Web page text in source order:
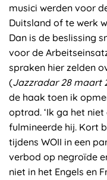
musici werden voor
Duitsland of te werk
Dan is de beslissing
voor de
spraken hier zelden
(Jazzradar 28 maart
de haak toen ik
optrad. ‘Ik ga het
fulmineerde hij. Kort
tijdens WOII in een
verbod op negroïde
niet in het Engels en